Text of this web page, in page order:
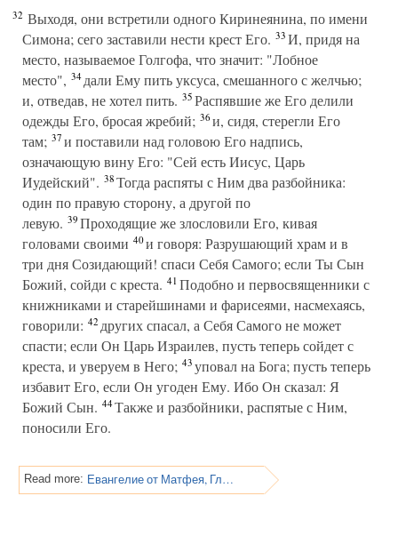
32 Выходя, они встретили одного Киринеянина, по имени
Симона; сего заставили нести крест Его. 33И, придя на
место, называемое Голгофа, что значит: "Лобное
место", 34дали Ему пить уксуса, смешанного с желчью;
и, отведав, не хотел пить. 35Распявшие же Его делили
одежды Его, бросая жребий; 36и, сидя, стерегли Его
там; 37и поставили над головою Его надпись,
означающую вину Его: "Сей есть Иисус, Царь
Иудейский". 38Тогда распяты с Ним два разбойника:
один по правую сторону, а другой по
левую. 39Проходящие же злословили Его, кивая
головами своими 40и говоря: Разрушающий храм и в
три дня Созидающий! спаси Себя Самого; если Ты Сын
Божий, сойди с креста. 41Подобно и первосвященники с
книжниками и старейшинами и фарисеями, насмехаясь,
говорили: 42других спасал, а Себя Самого не может
спасти; если Он Царь Израилев, пусть теперь сойдет с
креста, и уверуем в Него; 43уповал на Бога; пусть теперь
избавит Его, если Он угоден Ему. Ибо Он сказал: Я
Божий Сын. 44Также и разбойники, распятые с Ним,
поносили Его.
Read more: Евангелие от Матфея, Глава 27